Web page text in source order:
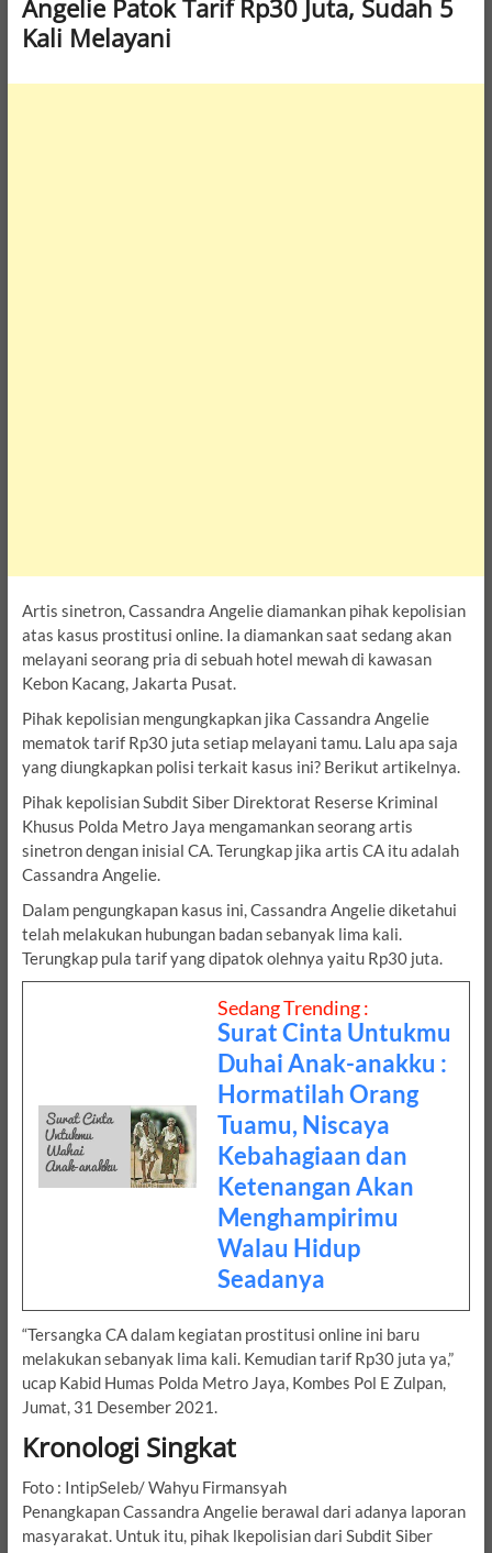
Angelie Patok Tarif Rp30 Juta, Sudah 5
Kali Melayani
Artis sinetron, Cassandra Angelie diamankan pihak kepolisian
atas kasus prostitusi online. Ia diamankan saat sedang akan
melayani seorang pria di sebuah hotel mewah di kawasan
Kebon Kacang, Jakarta Pusat.
Pihak kepolisian mengungkapkan jika Cassandra Angelie
mematok tarif Rp30 juta setiap melayani tamu. Lalu apa saja
yang diungkapkan polisi terkait kasus ini? Berikut artikelnya.
Pihak kepolisian Subdit Siber Direktorat Reserse Kriminal
Khusus Polda Metro Jaya mengamankan seorang artis
sinetron dengan inisial CA. Terungkap jika artis CA itu adalah
Cassandra Angelie.
Dalam pengungkapan kasus ini, Cassandra Angelie diketahui
telah melakukan hubungan badan sebanyak lima kali.
Terungkap pula tarif yang dipatok olehnya yaitu Rp30 juta.
Sedang Trending :
Surat Cinta Untukmu
Duhai Anak-anakku :
Hormatilah Orang
Tuamu, Niscaya
Kebahagiaan dan
Ketenangan Akan
Menghampirimu
Walau Hidup
Seadanya
“Tersangka CA dalam kegiatan prostitusi online ini baru
melakukan sebanyak lima kali. Kemudian tarif Rp30 juta ya,”
ucap Kabid Humas Polda Metro Jaya, Kombes Pol E Zulpan,
Jumat, 31 Desember 2021.
Kronologi Singkat
Foto : IntipSeleb/ Wahyu Firmansyah
Penangkapan Cassandra Angelie berawal dari adanya laporan
masyarakat. Untuk itu, pihak lkepolisian dari Subdit Siber